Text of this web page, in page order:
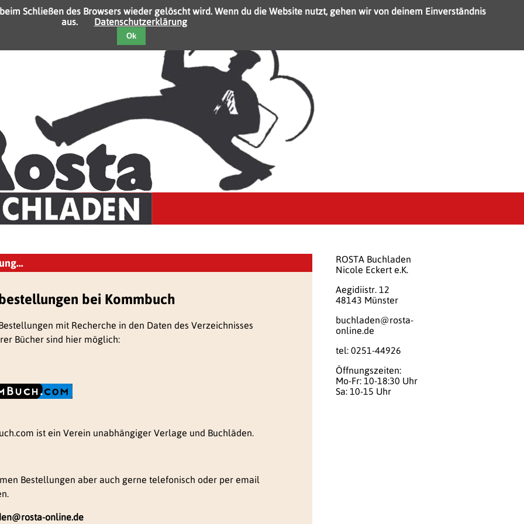
bei Kommbuch
mit Recherche in den Daten des Verzeichnisses
Bücher sind hier möglich:
ist ein Verein unabhängiger Verlage und Buchläden.
Bestellungen aber auch gerne telefonisch oder per email
online.de
ROSTA Buchladen
Nicole Eckert e.K.
Aegidiistr. 12
48143 Münster
buchladen@rosta-
online.de
tel: 0251-44926
Öffnungszeiten:
Mo-Fr: 10-18:30 Uhr
Sa: 10-15 Uhr
Schließen des Browsers wieder gelöscht wird. Wenn du die Website nutzt, gehen wir von deinem Einverständnis
aus.
Datenschutzerklärung
Ok